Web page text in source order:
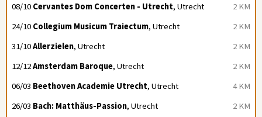
2 KM
08/10 Cervantes Dom Concerten - Utrecht, Utrecht
2 KM
24/10 Collegium Musicum Traiectum, Utrecht
2 KM
31/10Allerzielen, Utrecht
2 KM
12/12Amsterdam Baroque, Utrecht
4 KM
06/03 Beethoven Academie Utrecht, Utrecht
2 KM
26/03 Bach: Matthäus-Passion, Utrecht